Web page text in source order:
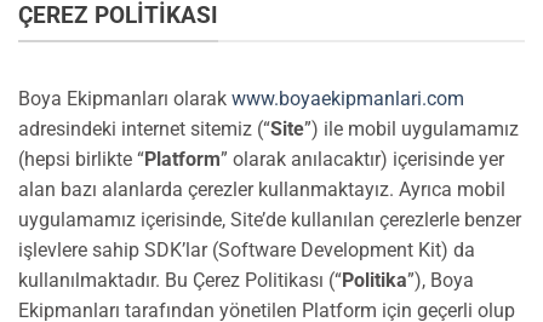
ÇEREZ POLITIKASI
Boya Ekipmanları olarak www.boyaekipmanlari.com
adresindeki internet sitemiz (“Site”) ile mobil uygulamamız
(hepsi birlikte “Platform” olarak anılacaktır) içerisinde yer
alan bazı alanlarda çerezler kullanmaktayız. Ayrıca mobil
uygulamamız içerisinde, Site’de kullanılan çerezlerle benzer
işlevlere sahip SDK’lar (Software Development Kit) da
kullanılmaktadır. Bu Çerez Politikası (“Politika”), Boya
Ekipmanları tarafından yönetilen Platform için geçerli olup